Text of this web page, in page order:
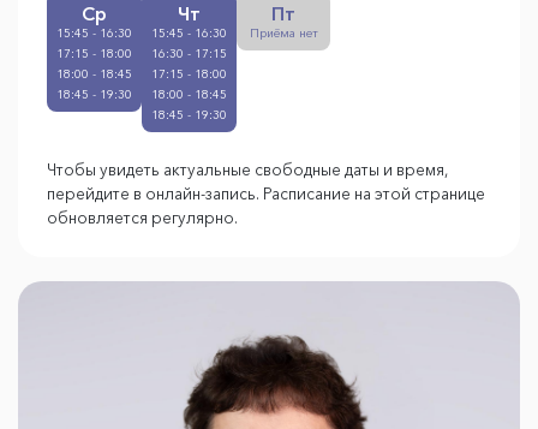
Ср
15:45 - 16:30
17:15 - 18:00
18:00 - 18:45
18:45 - 19:30
Чт
15:45 - 16:30
16:30 - 17:15
17:15 - 18:00
18:00 - 18:45
18:45 - 19:30
Пт
Приёма нет
Чтобы увидеть актуальные свободные даты и время,
перейдите в онлайн-запись. Расписание на этой странице
обновляется регулярно.